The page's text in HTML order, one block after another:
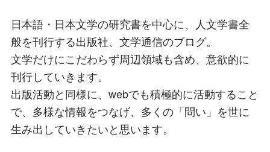
日本語・日本文学の研究書を中心に、人文学書全
般を刊行する出版社、文学通信のブログ。
文学だけにこだわらず周辺領域も含め、意欲的に
刊行していきます。
出版活動と同様に、webでも積極的に活動すること
で、多様な情報をつなげ、多くの「問い」を世に
生み出していきたいと思います。